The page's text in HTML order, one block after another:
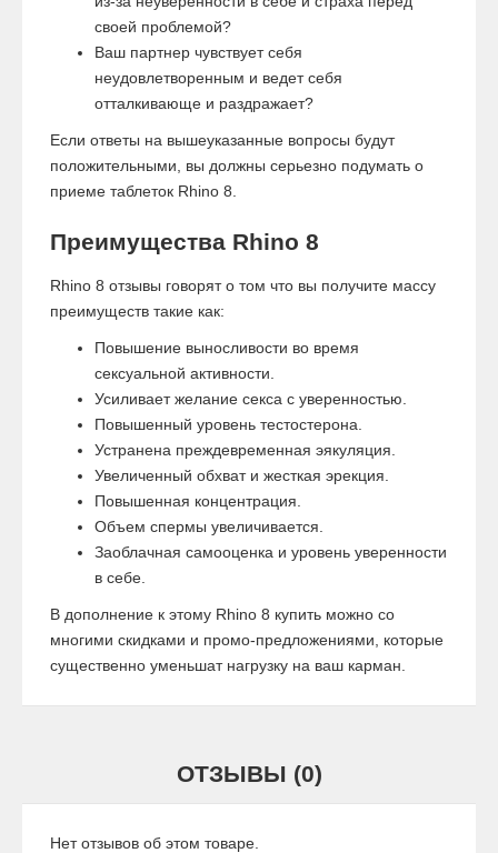
своей проблемой?
Ваш партнер чувствует себя
неудовлетворенным и ведет себя
отталкивающе и раздражает?
Если ответы на вышеуказанные вопросы будут
положительными, вы должны серьезно подумать о
приеме таблеток Rhino 8.
Преимущества Rhino 8
Rhino 8 отзывы говорят о том что вы получите массу
преимуществ такие как:
Повышение выносливости во время
сексуальной активности.
Усиливает желание секса с уверенностью.
Повышенный уровень тестостерона.
Устранена преждевременная эякуляция.
Увеличенный обхват и жесткая эрекция.
Повышенная концентрация.
Объем спермы увеличивается.
Заоблачная самооценка и уровень уверенности
в себе.
В дополнение к этому Rhino 8 купить можно со
многими скидками и промо-предложениями, которые
существенно уменьшат нагрузку на ваш карман.
ОТЗЫВЫ (0)
Нет отзывов об этом товаре.